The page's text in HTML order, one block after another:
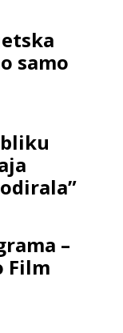
samo
–
Film